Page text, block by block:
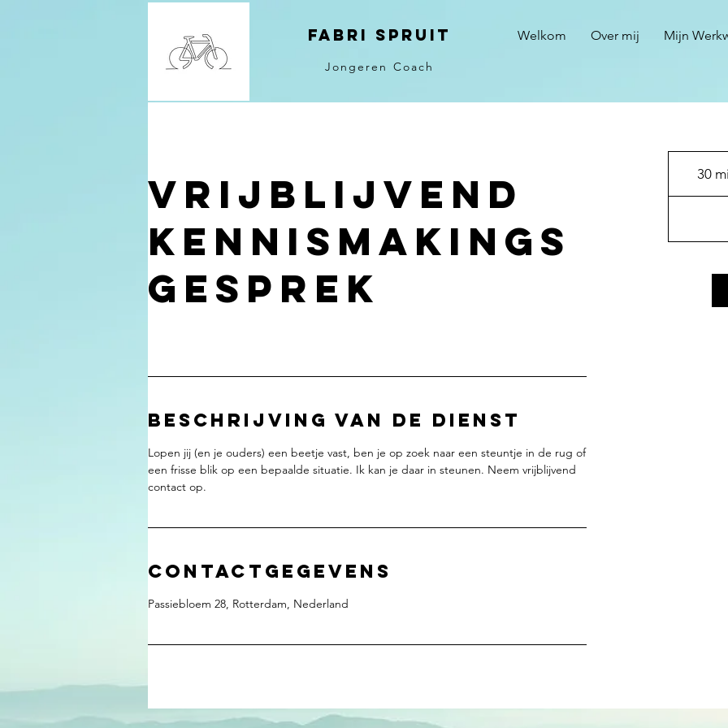
Fabri Spruit Welkom Over mij Mijn
Jongeren Coach
Vrijblijvend
kennismakings
gesprek
Beschrijving van de dienst
Lopen jij (en je ouders) een beetje vast, ben je op zoek naar een steuntje in de rug of
een frisse blik op een bepaalde situatie. Ik kan je daar in steunen. Neem vrijblijvend
contact op.
Contactgegevens
Passiebloem 28, Rotterdam, Nederland
30